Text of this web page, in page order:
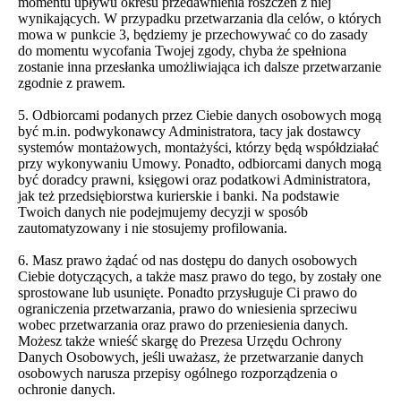
wynikających. W przypadku przetwarzania dla celów, o których
mowa w punkcie 3, będziemy je przechowywać co do zasady
do momentu wycofania Twojej zgody, chyba że spełniona
zostanie inna przesłanka umożliwiająca ich dalsze przetwarzanie
zgodnie z prawem.
5. Odbiorcami podanych przez Ciebie danych osobowych mogą
być m.in. podwykonawcy Administratora, tacy jak dostawcy
systemów montażowych, montażyści, którzy będą współdziałać
przy wykonywaniu Umowy. Ponadto, odbiorcami danych mogą
być doradcy prawni, księgowi oraz podatkowi Administratora,
jak też przedsiębiorstwa kurierskie i banki. Na podstawie
Twoich danych nie podejmujemy decyzji w sposób
zautomatyzowany i nie stosujemy profilowania.
6. Masz prawo żądać od nas dostępu do danych osobowych
Ciebie dotyczących, a także masz prawo do tego, by zostały one
sprostowane lub usunięte. Ponadto przysługuje Ci prawo do
ograniczenia przetwarzania, prawo do wniesienia sprzeciwu
wobec przetwarzania oraz prawo do przeniesienia danych.
Możesz także wnieść skargę do Prezesa Urzędu Ochrony
Danych Osobowych, jeśli uważasz, że przetwarzanie danych
osobowych narusza przepisy ogólnego rozporządzenia o
ochronie danych.